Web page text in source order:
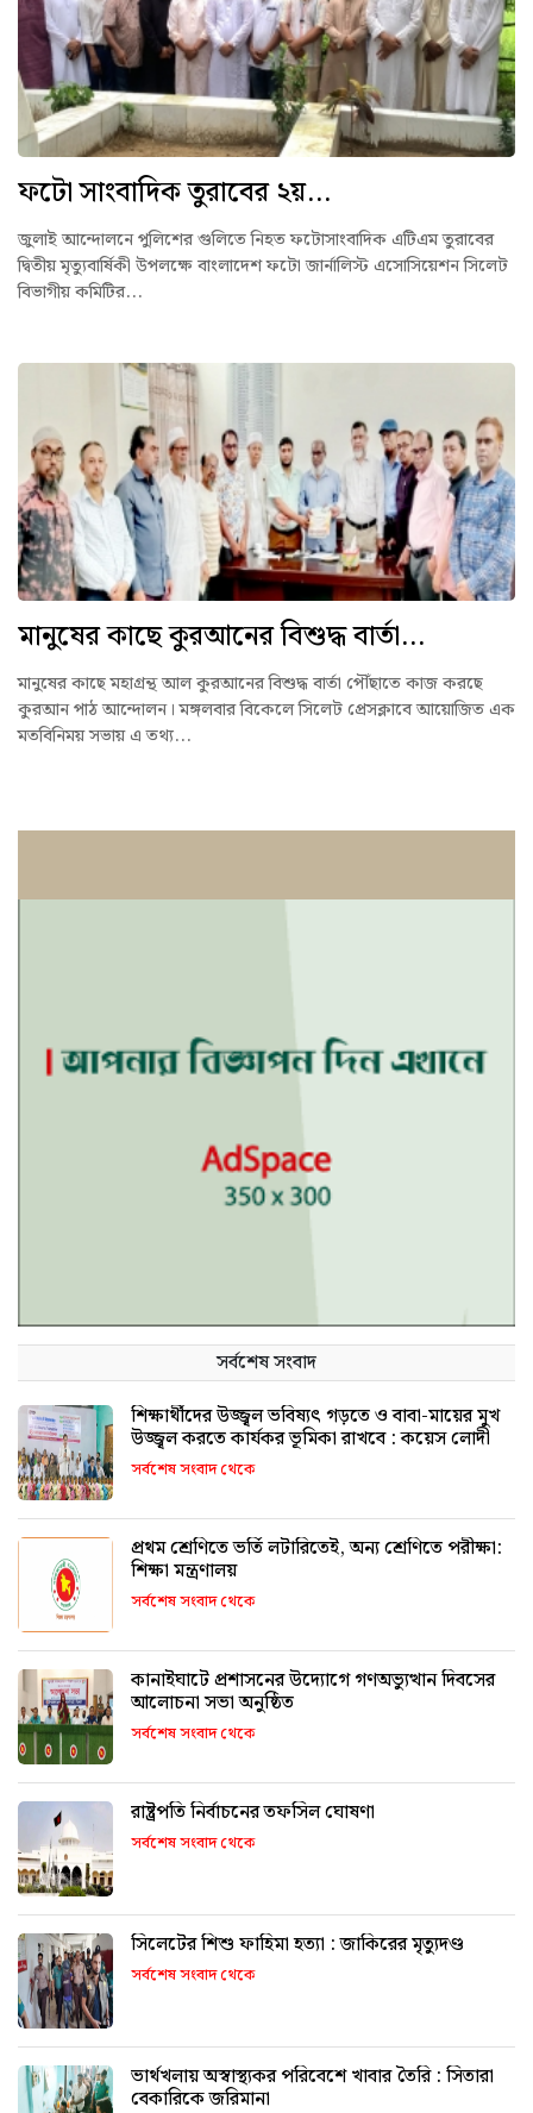
ফটো সাংবাদিক তুরাবের ২য়...
জুলাই আন্দোলনে পুলিশের গুলিতে নিহত ফটোসাংবাদিক এটিএম তুরাবের
দ্বিতীয় মৃত্যুবার্ষিকী উপলক্ষে বাংলাদেশ ফটো জার্নালিস্ট এসোসিয়েশন সিলেট
বিভাগীয় কমিটির...
মানুষের কাছে কুরআনের বিশুদ্ধ বার্তা...
মানুষের কাছে মহাগ্রন্থ আল কুরআনের বিশুদ্ধ বার্তা পৌঁছাতে কাজ করছে
কুরআন পাঠ আন্দোলন। মঙ্গলবার বিকেলে সিলেট প্রেসক্লাবে আয়োজিত এক
মতবিনিময় সভায় এ তথ্য...
সর্বশেষ সংবাদ
শিক্ষার্থীদের উজ্জ্বল ভবিষ্যৎ গড়তে ও বাবা-মায়ের মুখ
উজ্জ্বল করতে কার্যকর ভূমিকা রাখবে : কয়েস লোদী
সর্বশেষ সংবাদ থেকে
প্রথম শ্রেণিতে ভর্তি লটারিতেই, অন্য শ্রেণিতে পরীক্ষা:
শিক্ষা মন্ত্রণালয়
সর্বশেষ সংবাদ থেকে
কানাইঘাটে প্রশাসনের উদ্যোগে গণঅভ্যুত্থান দিবসের
আলোচনা সভা অনুষ্ঠিত
সর্বশেষ সংবাদ থেকে
রাষ্ট্রপতি নির্বাচনের তফসিল ঘোষণা
সর্বশেষ সংবাদ থেকে
সিলেটের শিশু ফাহিমা হত্যা : জাকিরের মৃত্যুদণ্ড
সর্বশেষ সংবাদ থেকে
ভার্থখলায় অস্বাস্থ্যকর পরিবেশে খাবার তৈরি : সিতারা
বেকারিকে জরিমানা